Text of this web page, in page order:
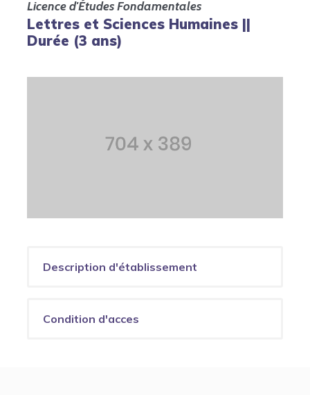
Licence d'Études Fondamentales
Lettres et Sciences Humaines ||
Durée (3 ans)
Description d'établissement
Condition d'acces